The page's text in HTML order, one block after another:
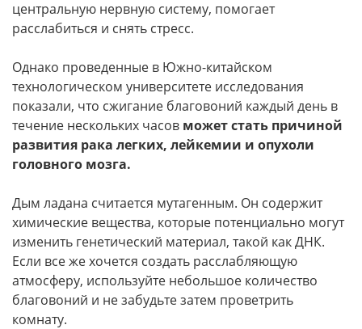
центральную нервную систему, помогает
расслабиться и снять стресс.
Однако проведенные в Южно-китайском
технологическом университете исследования
показали, что сжигание благовоний каждый день в
течение нескольких часов может стать причиной
развития рака легких, лейкемии и опухоли
головного мозга.
Дым ладана считается мутагенным. Он содержит
химические вещества, которые потенциально могут
изменить генетический материал, такой как ДНК.
Если все же хочется создать расслабляющую
атмосферу, используйте небольшое количество
благовоний и не забудьте затем проветрить
комнату.